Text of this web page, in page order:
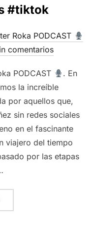
#tiktok
Roka PODCAST
comentarios
PODCAST
. En
la increíble
por aquellos que,
sin redes sociales
en el fascinante
viajero del tiempo
por las etapas
“REDES SOCIALES – MI